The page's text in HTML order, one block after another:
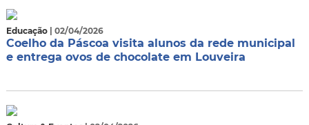
Educação | 02/04/2026
Coelho da Páscoa visita alunos da rede municipal
e entrega ovos de chocolate em Louveira